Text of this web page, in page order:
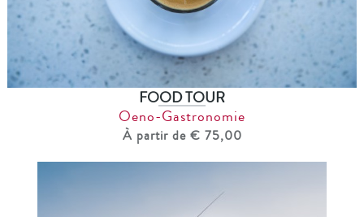
FOOD TOUR
Oeno-Gastronomie
À partir de € 75,00